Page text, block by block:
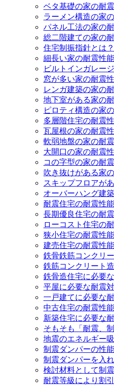
ベタ基礎の家の耐
ラーメン構造の家
パネル工法の家の
総二階建ての家の
住宅制振指針とは？
細長い家の耐震性
ビルトインガレー
窓が多い家の耐震
レンガ建築の家の
地下室がある家の
ピロティ構造の家
多層階住宅の耐震
瓦屋根の家の耐震
軟弱地盤の家の耐
大開口の家の耐震
コの字型の家の耐
吹き抜けがある家
スキップフロアが
オーバーハング建
耐震住宅の耐震性
長期優良住宅の耐
ローコスト住宅の
狭小住宅の耐震性
建売住宅の耐震性
鉄骨鉄筋コンクリ
鉄筋コンクリート
鉄骨造住宅に必要
平屋に必要な耐震
一戸建てに必要な
中古住宅の耐震性
新築住宅に必要な
そもそも「耐震、
地震のエネルギー
制震ダンパーの性
制震ダンパーを入
検討材料として制
耐震等級により割